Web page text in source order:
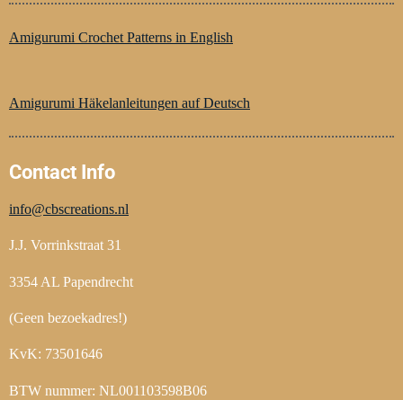
c
e
o
n
t
e
t
s
t
r
m
Amigurumi Crochet Patterns in English
Amigurumi Häkelanleitungen auf Deutsch
Contact Info
info@cbscreations.nl
J.J. Vorrinkstraat 31
3354 AL Papendrecht
(Geen bezoekadres!)
KvK: 73501646
BTW nummer: NL001103598B06